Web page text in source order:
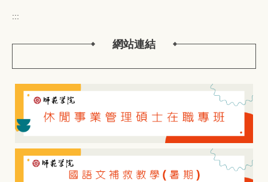
:::
網站連結